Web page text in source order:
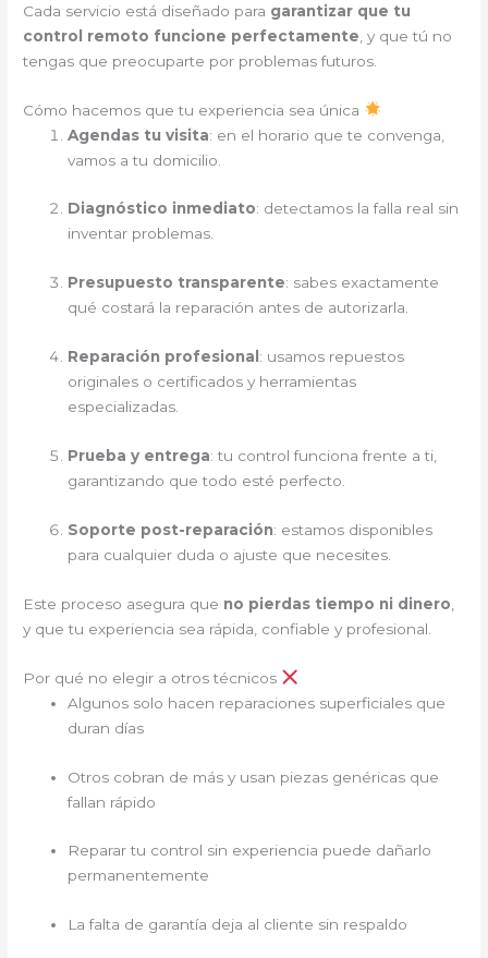
Cada servicio está diseñado para garantizar que tu
control remoto funcione perfectamente , y que tú no
tengas que preocuparte por problemas futuros.
Cómo hacemos que tu experiencia sea única
Agendas tu visita: en el horario que te convenga,
vamos a tu domicilio.
Diagnóstico inmediato: detectamos la falla real sin
inventar problemas.
Presupuesto transparente: sabes exactamente
qué costará la reparación antes de autorizarla.
Reparación profesional : usamos repuestos
originales o certificados y herramientas
especializadas.
Prueba y entrega: tu control funciona frente a ti,
garantizando que todo esté perfecto.
Soporte post-reparación: estamos disponibles
para cualquier duda o ajuste que necesites.
Este proceso asegura que no pierdas tiempo ni dinero
y que tu experiencia sea rápida, confiable y profesional.
Por qué no elegir a otros técnicos
Algunos solo hacen reparaciones superficiales que
duran días
Otros cobran de más y usan piezas genéricas que
fallan rápido
Reparar tu control sin experiencia puede dañarlo
permanentemente
La falta de garantía deja al cliente sin respaldo